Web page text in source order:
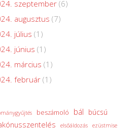
szeptember (6)
augusztus (7)
július (1)
június (1)
március (1)
február(1)
beszámoló bál búcsú
elsőáldozás ezüstmise